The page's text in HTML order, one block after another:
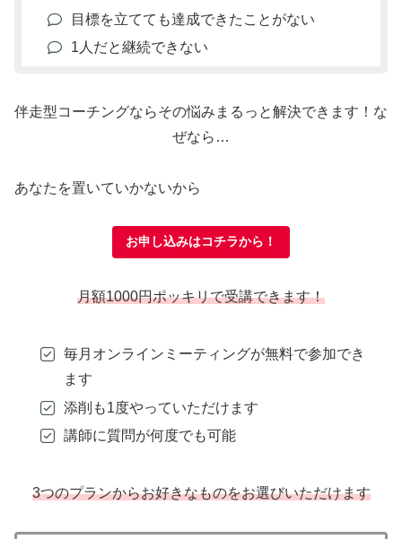
目標を立てても達成できたことがない
1人だと継続できない
伴走型コーチングならその悩みまるっと解決できます！な
ぜなら…
あなたを置いていかないから
お申し込みはコチラから！
月額1000円ポッキリで受講できます！
毎月オンラインミーティングが無料で参加でき
ます
添削も1度やっていただけます
講師に質問が何度でも可能
3つのプランからお好きなものをお選びいただけます